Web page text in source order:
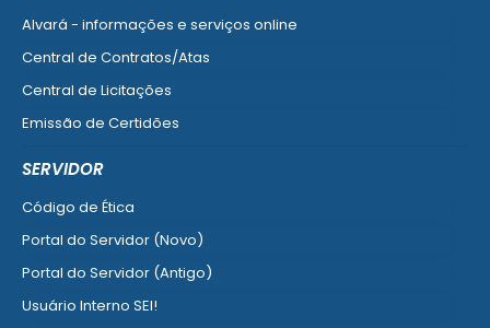
Alvará - informações e serviços online
Central de Contratos/Atas
Central de Licitações
Emissão de Certidões
SERVIDOR
Código de Ética
Portal do Servidor (Novo)
Portal do Servidor (Antigo)
Usuário Interno SEI!